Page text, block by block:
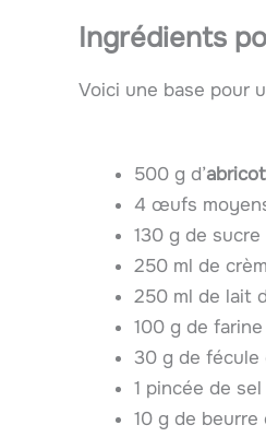
Ingrédients
Voici une base pour
500 g d’
4 œufs
130 g de
250 ml de
250 ml de lait
100 g de
30 g de fécule
1 pincée de sel
10 g de